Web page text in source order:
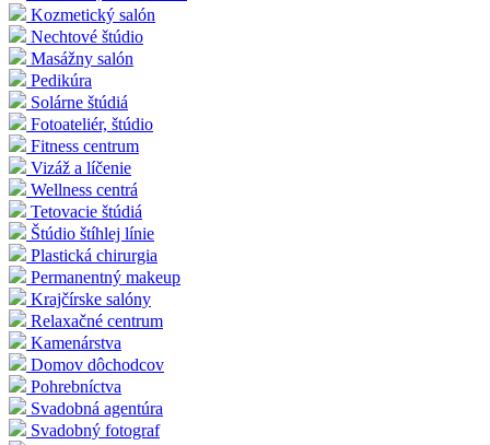
Kozmetický salón
Nechtové štúdio
Masážny salón
Pedikúra
Solárne štúdiá
Fotoateliér, štúdio
Fitness centrum
Vizáž a líčenie
Wellness centrá
Tetovacie štúdiá
Štúdio štíhlej línie
Plastická chirurgia
Permanentný makeup
Krajčírske salóny
Relaxačné centrum
Kamenárstva
Domov dôchodcov
Pohrebníctva
Svadobná agentúra
Svadobný fotograf